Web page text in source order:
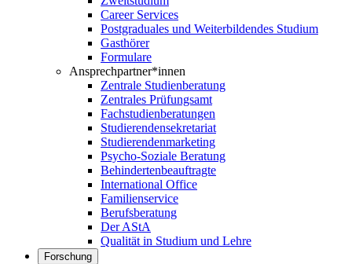
Career Services
Postgraduales und Weiterbildendes Studium
Gasthörer
Formulare
Ansprechpartner*innen
Zentrale Studienberatung
Zentrales Prüfungsamt
Fachstudienberatungen
Studierendensekretariat
Studierendenmarketing
Psycho-Soziale Beratung
Behindertenbeauftragte
International Office
Familienservice
Berufsberatung
Der AStA
Qualität in Studium und Lehre
Forschung